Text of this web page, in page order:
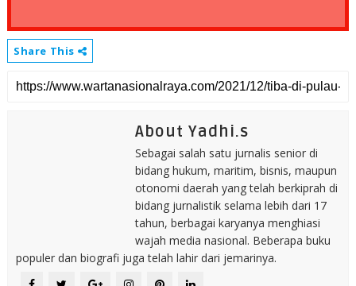
Share This
About Yadhi.s
Sebagai salah satu jurnalis senior di
bidang hukum, maritim, bisnis, maupun
otonomi daerah yang telah berkiprah di
bidang jurnalistik selama lebih dari 17
tahun, berbagai karyanya menghiasi
wajah media nasional. Beberapa buku
populer dan biografi juga telah lahir dari jemarinya.